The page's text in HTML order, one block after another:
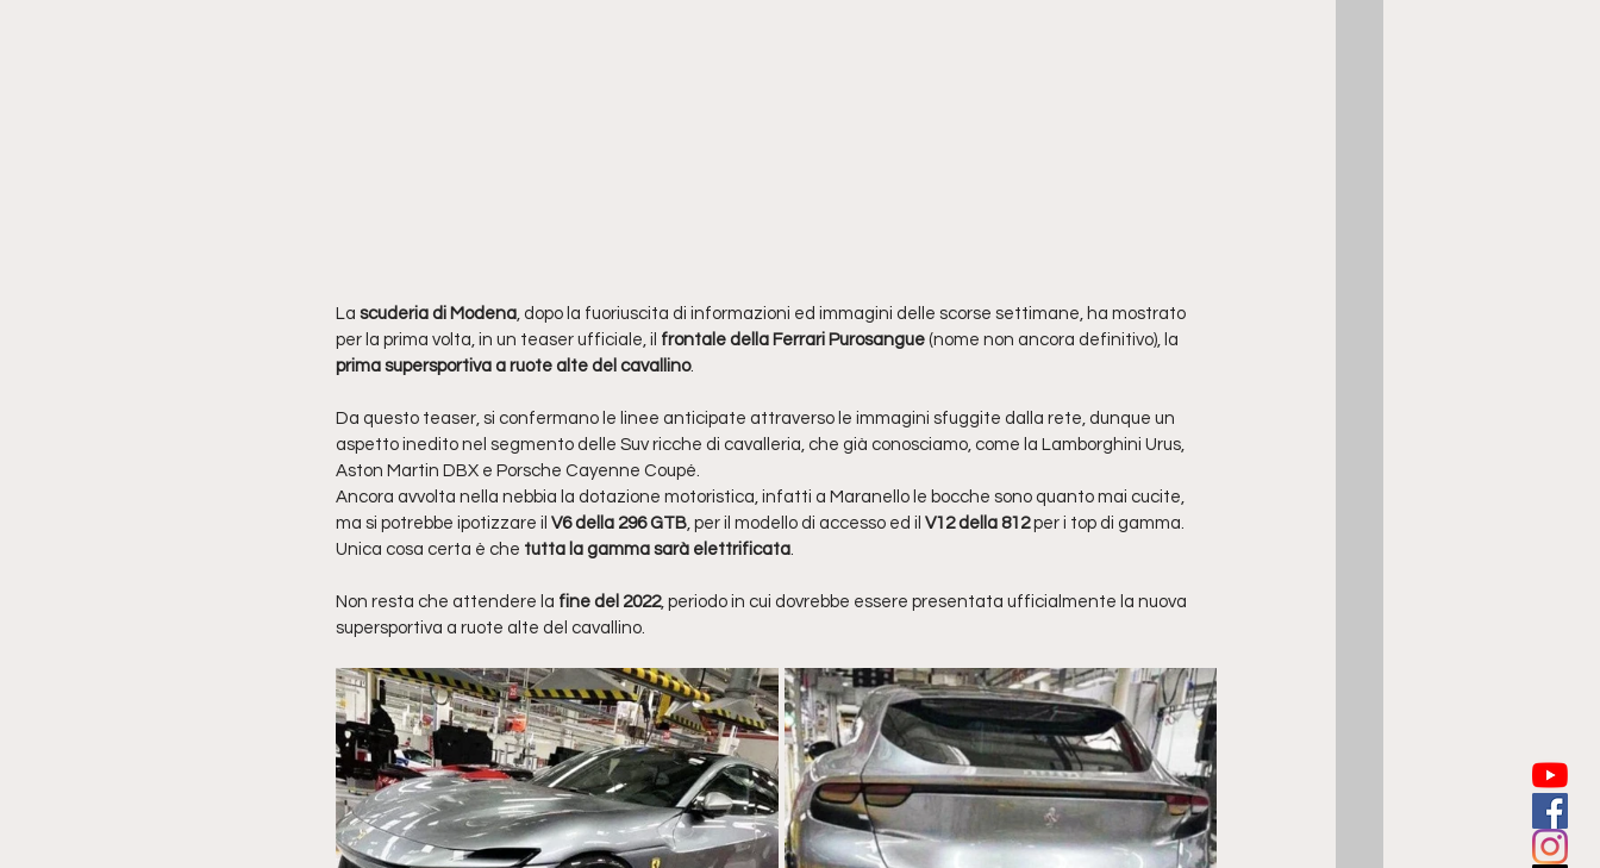
La scuderia di Modena , dopo la fuoriuscita di informazioni ed immagini delle scorse settimane, ha mostrato
per la prima volta, in un teaser ufficiale, il frontale della Ferrari Purosangue (nome non ancora definitivo), la
prima supersportiva a ruote alte del cavallino.
Da questo teaser, si confermano le linee anticipate attraverso le immagini sfuggite dalla rete, dunque un
aspetto inedito nel segmento delle Suv ricche di cavalleria, che già conosciamo, come la Lamborghini Urus,
Aston Martin DBX e Porsche Cayenne Coupé.
Ancora avvolta nella nebbia la dotazione motoristica, infatti a Maranello le bocche sono quanto mai cucite,
ma si potrebbe ipotizzare il V6 della 296 GTB , per il modello di accesso ed il V12 della 812 per i top di gamma.
Unica cosa certa è che tutta la gamma sarà elettrificata
Non resta che attendere la fine del 2022, periodo in cui dovrebbe essere presentata ufficialmente la nuova
supersportiva a ruote alte del cavallino.